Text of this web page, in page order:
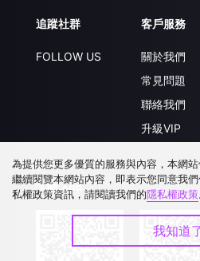
追蹤社群
FOLLOW US
客戶服務
關於我們
常見問題
聯絡我們
升級VIP
下載 APP
為提供您更多優質的服務與內容，本網
繼續閱覽本網站內容，即表示您同意我
私權政策資訊，請閱讀我們的隱私權政策
我知道